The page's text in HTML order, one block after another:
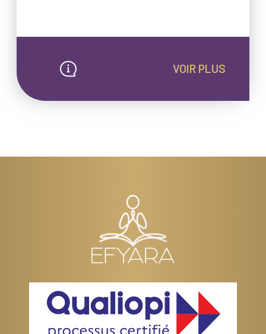
VOIR PLUS